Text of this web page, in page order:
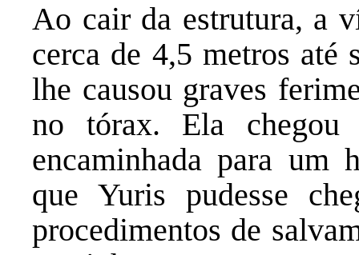
Ao cair da estrutura, a
cerca de 4,5 metros até
lhe causou graves
no tórax. Ela
encaminhada para um
que Yuris pudesse
procedimentos de